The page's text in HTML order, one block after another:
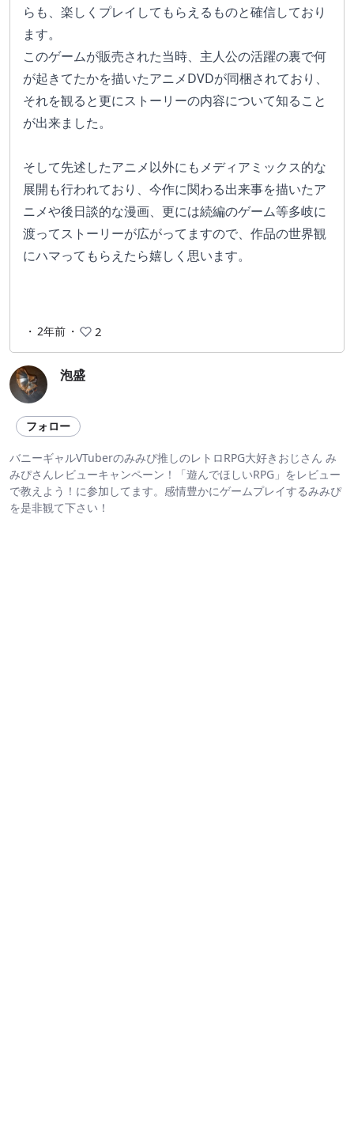
らも、楽しくプレイしてもらえるものと確信しており
ます。
このゲームが販売された当時、主人公の活躍の裏で何
が起きてたかを描いたアニメDVDが同梱されており、
それを観ると更にストーリーの内容について知ること
が出来ました。
そして先述したアニメ以外にもメディアミックス的な
展開も行われており、今作に関わる出来事を描いたア
ニメや後日談的な漫画、更には続編のゲーム等多岐に
渡ってストーリーが広がってますので、作品の世界観
にハマってもらえたら嬉しく思います。
・ 2年前 ・ 2
泡盛
フォロー
バニーギャルVTuberのみみぴ推しのレトロRPG大好きおじさん み
みぴさんレビューキャンペーン！「遊んでほしいRPG」をレビュー
で教えよう！に参加してます。感情豊かにゲームプレイするみみぴ
を是非観て下さい！